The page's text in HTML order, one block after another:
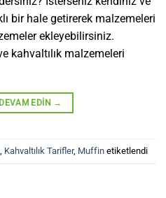
bir hale getirerek malzemeleri
ekleyebilirsiniz.
kahvaltılık malzemeleri
EDIN →
Kahvaltılık Tarifler, Muffin etiketlendi